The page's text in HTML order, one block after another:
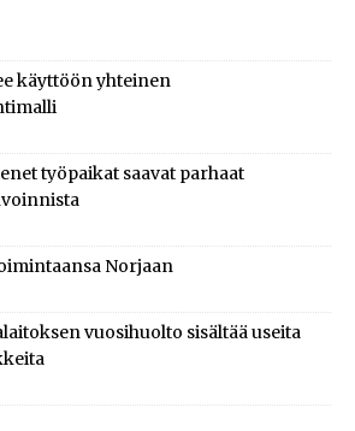
käyttöön yhteinen
työpaikat saavat parhaat
Norjaan
vuosihuolto sisältää useita